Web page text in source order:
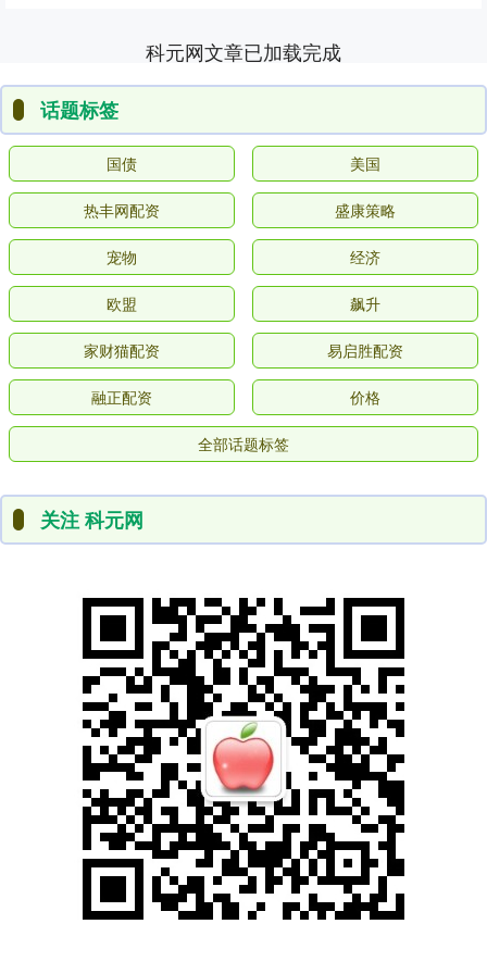
科元网文章已加载完成
话题标签
国债 美国
热丰网配资 盛康策略
宠物 经济
欧盟 飙升
家财猫配资 易启胜配资
融正配资 价格
全部话题标签
关注 科元网